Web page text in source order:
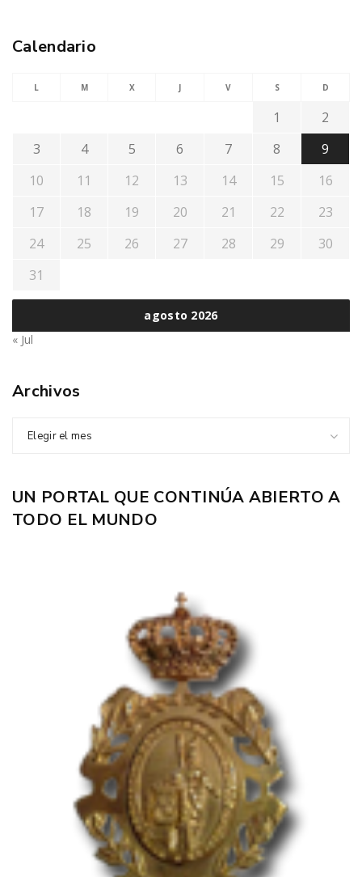
Calendario
agosto 2026
L M X J V S D
1
2
3
4 5 6 7 8
9
10
11 12 13 14 15
16
17
18 19 20 21 22
23
24
25 26 27 28 29
30
31
« Jul
Archivos
Elegir el mes
UN PORTAL QUE CONTINÚA ABIERTO A
TODO EL MUNDO